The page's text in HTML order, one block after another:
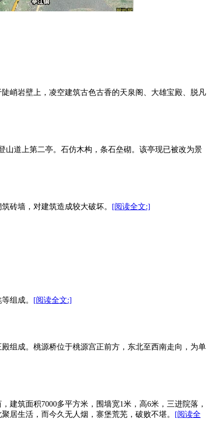
峭岩壁上，凌空建筑古色古香的天泉阁、大雄宝殿、脱凡
山道上第二亭。石仿木构，条石垒砌。该亭现已被改为景
砖墙，对建筑造成较大破坏。 [阅读全文:]
组成。 [阅读全文:]
组成。桃源桥位于桃源宫正前方，东北至西南走向，为单
筑面积7000多平方米，围墙宽1米，高6米，三进院落，
居生活，而今久无人烟，寨堡荒芜，破败不堪。 [阅读全